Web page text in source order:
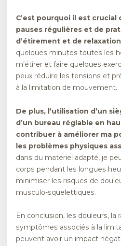
C’est pourquoi il est crucial
pauses régulières et de
d’étirement et de relaxation
quelques minutes toutes les
m’étirer et faire quelques
peux réduire les tensions et
à la limitation de mouvement.
De plus, l’utilisation d’un
d’un bureau réglable en
contribuer à améliorer ma
les problèmes physiques
dans du matériel adapté, je
corps pendant les longues
minimiser les risques de
musculo-squelettiques.
En conclusion, les douleurs, la
symptômes associés à la
peuvent avoir un impact